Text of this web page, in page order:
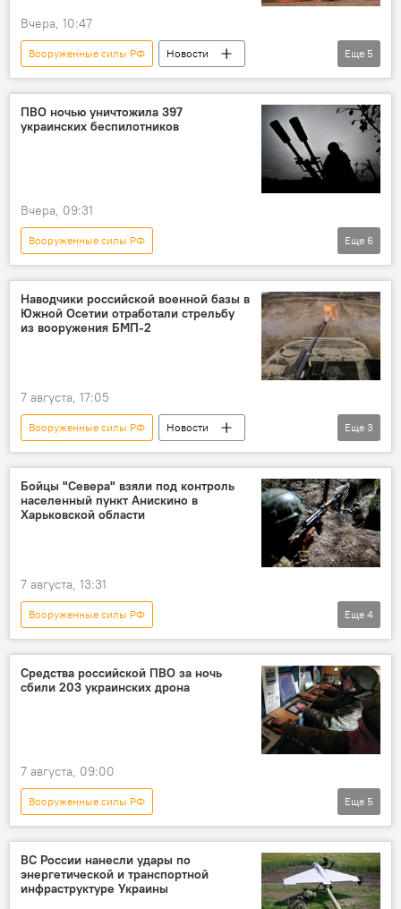
Вчера, 10:47
Вооруженные силы РФ
Новости
Спецоперация России по защите Донбасса
Минобороны России
Россия
Украина
Еще 5
ПВО ночью уничтожила 397
украинских беспилотников
Вчера, 09:31
Вооруженные силы РФ
Спецоперация России по защите Донбасса
Минобороны России
Россия
Украина
Безопасность
Еще 6
Наводчики российской военной базы в
Южной Осетии отработали стрельбу
из вооружения БМП-2
7 августа, 17:05
Вооруженные силы РФ
Новости
Южная Осетия
Российская военная база в Цхинвале
ЮВО
Еще 3
Бойцы "Севера" взяли под контроль
населенный пункт Анискино в
Харьковской области
7 августа, 13:31
Вооруженные силы РФ
Спецоперация России по защите Донбасса
СВО
Минобороны России
Новости
Еще 4
Средства российской ПВО за ночь
сбили 203 украинских дрона
7 августа, 09:00
Вооруженные силы РФ
Спецоперация России по защите Донбасса
Новости
Россия
Минобороны России
Безопасность
Еще 5
ВС России нанесли удары по
энергетической и транспортной
инфраструктуре Украины